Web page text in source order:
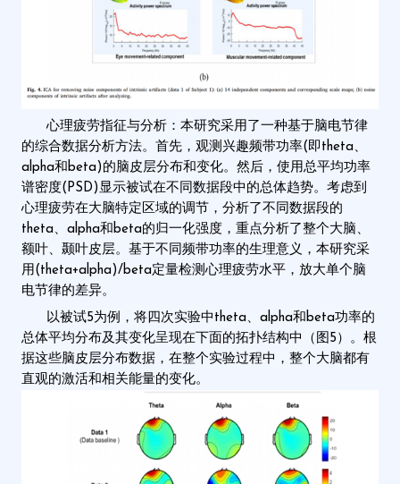
心理疲劳指征与分析：本研究采用了一种基于脑电节律
的综合数据分析方法。首先，观测兴趣频带功率(即theta、
alpha和beta)的脑皮层分布和变化。然后，使用总平均功率
谱密度(PSD)显示被试在不同数据段中的总体趋势。考虑到
心理疲劳在大脑特定区域的调节，分析了不同数据段的
theta、alpha和beta的归一化强度，重点分析了整个大脑、
额叶、颞叶皮层。基于不同频带功率的生理意义，本研究采
用(theta+alpha)/beta定量检测心理疲劳水平，放大单个脑
电节律的差异。
以被试5为例，将四次实验中theta、alpha和beta功率的
总体平均分布及其变化呈现在下面的拓扑结构中（图5）。根
据这些脑皮层分布数据，在整个实验过程中，整个大脑都有
直观的激活和相关能量的变化。